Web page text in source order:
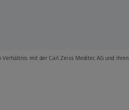
mit der Carl Zeiss Meditec AG und ihren